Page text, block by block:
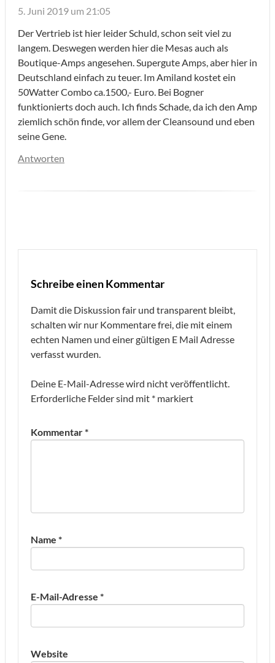
5. Juni 2019 um 21:05
Der Vertrieb ist hier leider Schuld, schon seit viel zu
langem. Deswegen werden hier die Mesas auch als
Boutique-Amps angesehen. Supergute Amps, aber hier in
Deutschland einfach zu teuer. Im Amiland kostet ein
50Watter Combo ca.1500,- Euro. Bei Bogner
funktionierts doch auch. Ich finds Schade, da ich den Amp
ziemlich schön finde, vor allem der Cleansound und eben
seine Gene.
Antworten
Schreibe einen Kommentar
Damit die Diskussion fair und transparent bleibt,
schalten wir nur Kommentare frei, die mit einem
echten Namen und einer gültigen E Mail Adresse
verfasst wurden.
Deine E-Mail-Adresse wird nicht veröffentlicht.
Erforderliche Felder sind mit * markiert
Kommentar*
Name *
E-Mail-Adresse *
Website